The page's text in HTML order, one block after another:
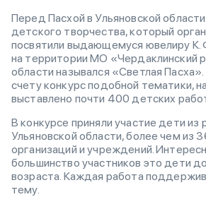
Перед Пасхой в Ульяновской
детского творчества, который
посвятили выдающемуся ювелиру К.
на территории МО «Чердаклинский
области назывался «Светлая
счету конкурс подобной тематики,
выставлено почти 400 детских
В конкурсе приняли участие дети из
Ульяновской области, более чем из
организаций и учреждений.
большинство участников это дети
возраста. Каждая работа
тему.